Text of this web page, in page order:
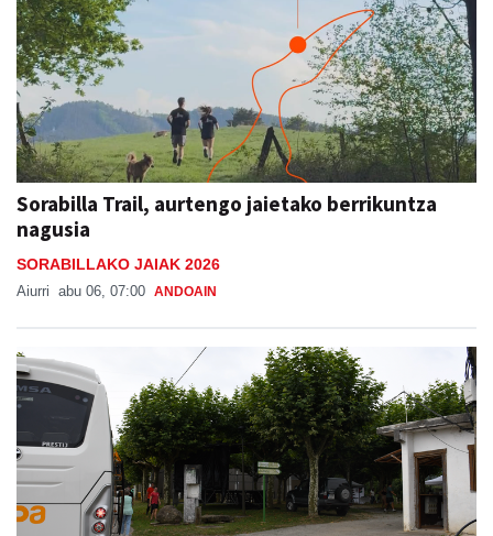
Sorabilla Trail, aurtengo jaietako berrikuntza
nagusia
SORABILLAKO JAIAK 2026
Aiurri abu 06, 07:00 ANDOAIN